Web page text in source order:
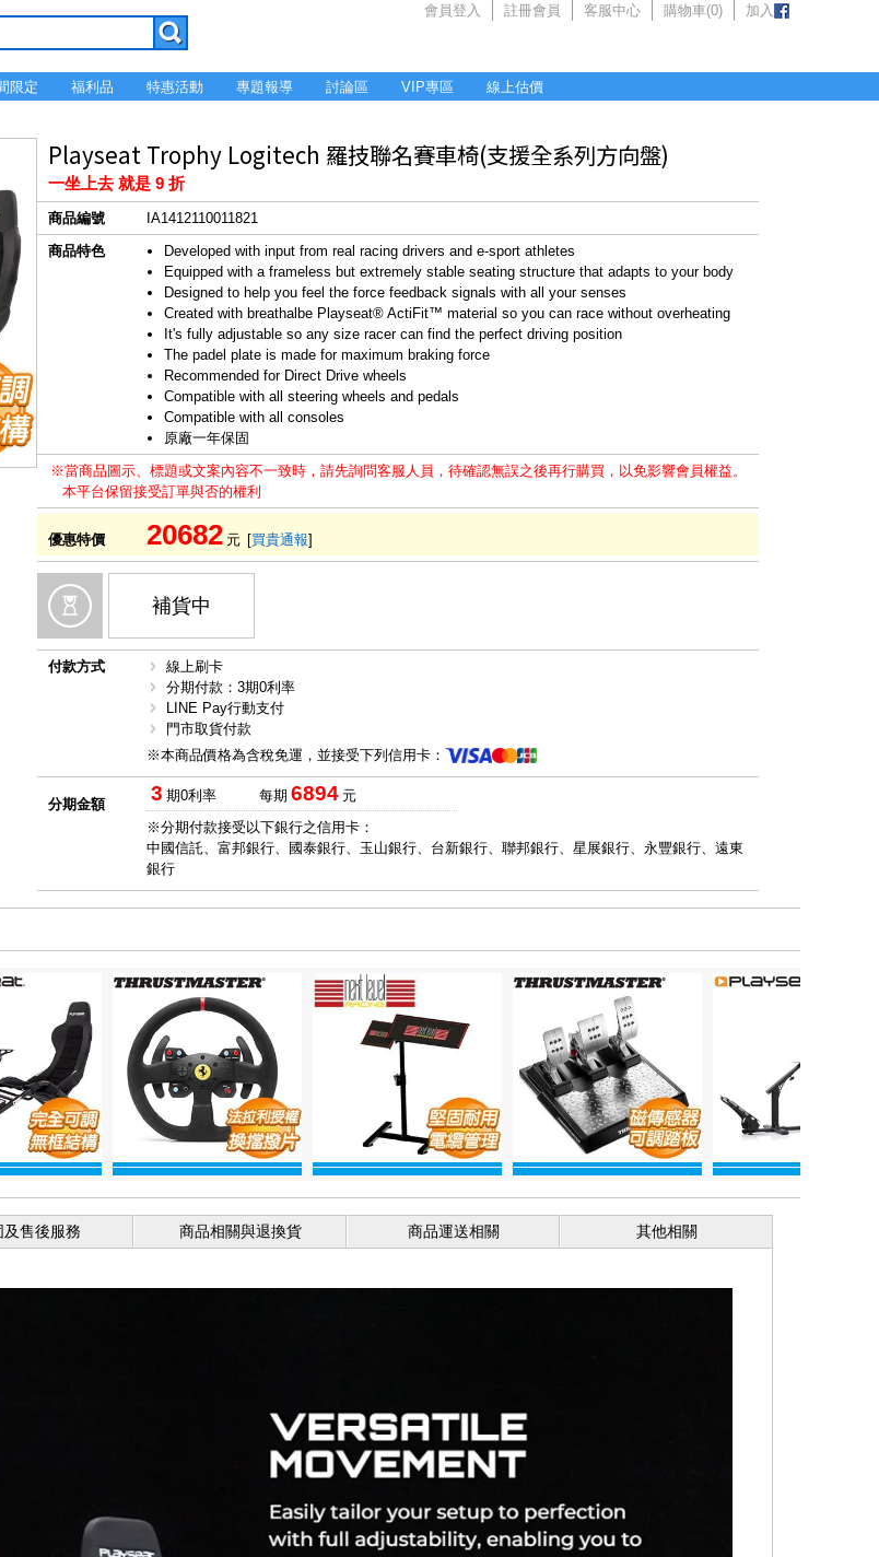
會員登入 註冊會員 客服中心 購物車(0) 加入
限定 福利品 特惠活動 專題報導 討論區 VIP專區 線上估價
Playseat Trophy Logitech 羅技聯名賽車椅(支援全系列方向盤)
一坐上去 就是 9 折
商品編號
IA1412110011821
商品特色
Developed with input from real racing drivers and e-sport athletes
Equipped with a frameless but extremely stable seating structure that adapts to your body
Designed to help you feel the force feedback signals with all your senses
Created with breathalbe Playseat® ActiFit™ material so you can race without overheating
It's fully adjustable so any size racer can find the perfect driving position
The padel plate is made for maximum braking force
Recommended for Direct Drive wheels
Compatible with all steering wheels and pedals
Compatible with all consoles
原廠一年保固
※當商品圖示、標題或文案內容不一致時，請先詢問客服人員，待確認無誤之後再行購買，以免影響會員權益。
本平台保留接受訂單與否的權利
優惠特價 20682 元 [買貴通報]
補貨中
付款方式
線上刷卡
分期付款：3期0利率
LINE Pay行動支付
門市取貨付款
※本商品價格為含稅免運，並接受下列信用卡：
分期金額 3 期0利率 每期 6894 元
※分期付款接受以下銀行之信用卡：
中國信託、富邦銀行、國泰銀行、玉山銀行、台新銀行、聯邦銀行、星展銀行、永豐銀行、遠東
銀行
及售後服務 商品相關與退換貨 商品運送相關 其他相關